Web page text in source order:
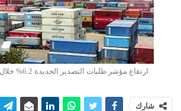
ارتفاع مؤشر طلبات التصدير الجديدة 6.2% خلال سبتمبر الماضي
شارك